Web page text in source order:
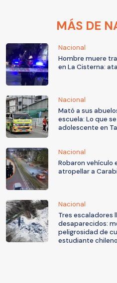
MÁS DE
Nacional
Hombre muere
en La Cisterna:
Nacional
Mató a sus
escuela: Lo que
adolescente en
Nacional
Robaron vehículo
atropellar a
Nacional
Tres escaladores
desaparecidos:
peligrosidad de
estudiante chileno